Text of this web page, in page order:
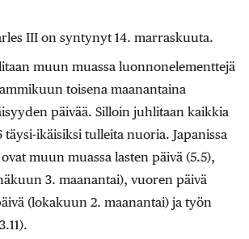
III on syntynyt 14. marraskuuta.
muun muassa luonnonelementtejä
toisena maanantaina
päivää. Silloin juhlitaan kaikkia
täysi-ikäisiksi tulleita nuoria. Japanissa
muun muassa lasten päivä (5.5),
3. maanantai), vuoren päivä
(lokakuun 2. maanantai) ja työn